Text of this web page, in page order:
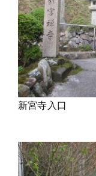
新宮寺入口